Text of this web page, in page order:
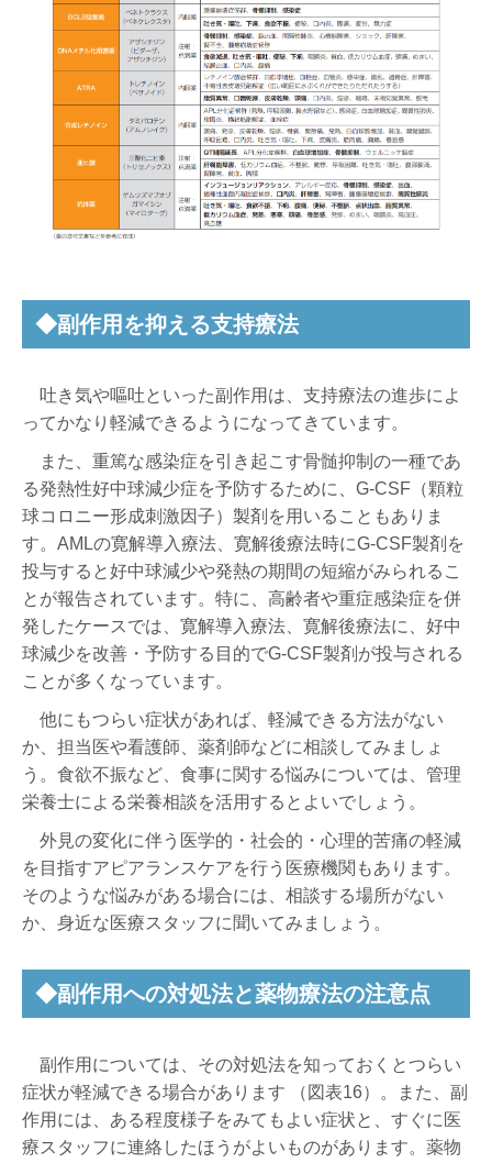
◆副作用を抑える支持療法
吐き気や嘔吐といった副作用は、支持療法の進歩によ
ってかなり軽減できるようになってきています。
また、重篤な感染症を引き起こす骨髄抑制の一種であ
る発熱性好中球減少症を予防するために、G-CSF（顆粒
球コロニー形成刺激因子）製剤を用いることもありま
す。AMLの寛解導入療法、寛解後療法時にG-CSF製剤を
投与すると好中球減少や発熱の期間の短縮がみられるこ
とが報告されています。特に、高齢者や重症感染症を併
発したケースでは、寛解導入療法、寛解後療法に、好中
球減少を改善・予防する目的でG-CSF製剤が投与される
ことが多くなっています。
他にもつらい症状があれば、軽減できる方法がない
か、担当医や看護師、薬剤師などに相談してみましょ
う。食欲不振など、食事に関する悩みについては、管理
栄養士による栄養相談を活用するとよいでしょう。
外見の変化に伴う医学的・社会的・心理的苦痛の軽減
を目指すアピアランスケアを行う医療機関もあります。
そのような悩みがある場合には、相談する場所がない
か、身近な医療スタッフに聞いてみましょう。
◆副作用への対処法と薬物療法の注意点
副作用については、その対処法を知っておくとつらい
症状が軽減できる場合があります （図表16）。また、副
作用には、ある程度様子をみてもよい症状と、すぐに医
療スタッフに連絡したほうがよいものがあります。薬物